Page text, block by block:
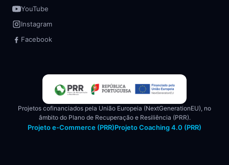
YouTube
Instagram
Facebook
Projetos cofinanciados pela União Europeia (NextGenerationEU), no
âmbito do Plano de Recuperação e Resiliência (PRR).
Projeto e-Commerce (PRR)Projeto Coaching 4.0 (PRR)